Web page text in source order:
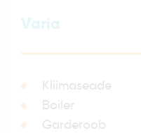
Varia
Kliimaseade
Boiler
Garderoob